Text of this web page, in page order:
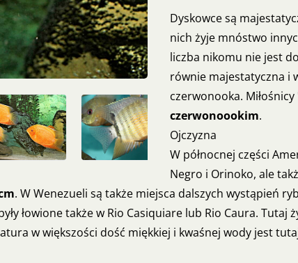
Dyskowce są
nich żyje mnóstwo
liczba nikomu nie jest
równie majestatyczna i
czerwonooka.
czerwonoookim.
Ojczyzna
W północnej części
Negro i Orinoko, ale
. W Wenezueli są także miejsca dalszych wystąpień
łowione także w Rio Casiquiare lub Rio Caura. Tutaj
w większości dość miękkiej i kwaśnej wody jest